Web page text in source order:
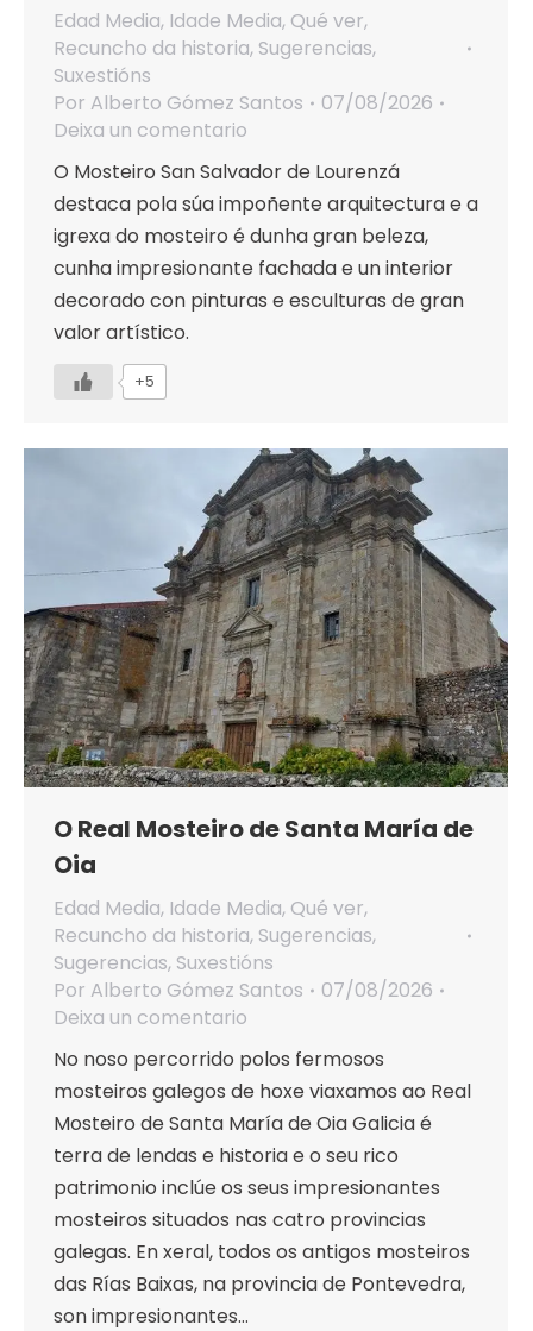
Edad Media, Idade Media, Qué ver,
Recuncho da historia, Sugerencias,
Suxestións
Por Alberto Gómez Santos
07/08/2026
Deixa un comentario
O Mosteiro San Salvador de Lourenzá
destaca pola súa impoñente arquitectura e a
igrexa do mosteiro é dunha gran beleza,
cunha impresionante fachada e un interior
decorado con pinturas e esculturas de gran
valor artístico.
+5
O Real Mosteiro de Santa María de
Oia
Edad Media, Idade Media, Qué ver,
Recuncho da historia, Sugerencias,
Sugerencias, Suxestións
Por Alberto Gómez Santos
07/08/2026
Deixa un comentario
No noso percorrido polos fermosos
mosteiros galegos de hoxe viaxamos ao Real
Mosteiro de Santa María de Oia Galicia é
terra de lendas e historia e o seu rico
patrimonio inclúe os seus impresionantes
mosteiros situados nas catro provincias
galegas. En xeral, todos os antigos mosteiros
das Rías Baixas, na provincia de Pontevedra,
son impresionantes…